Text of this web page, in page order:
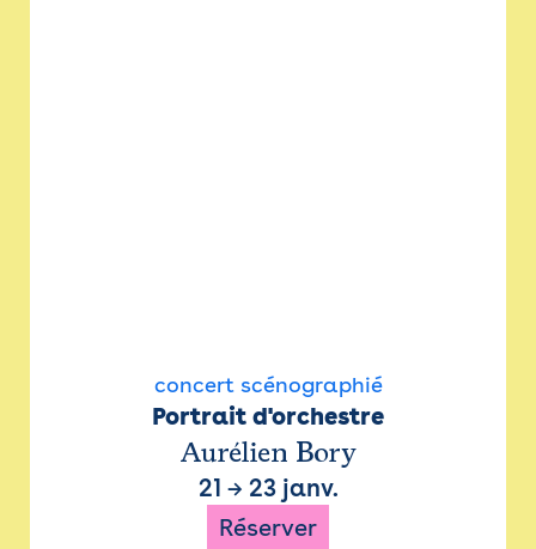
concert scénographié
Portrait d'orchestre
Aurélien Bory
21 → 23 janv.
Réserver